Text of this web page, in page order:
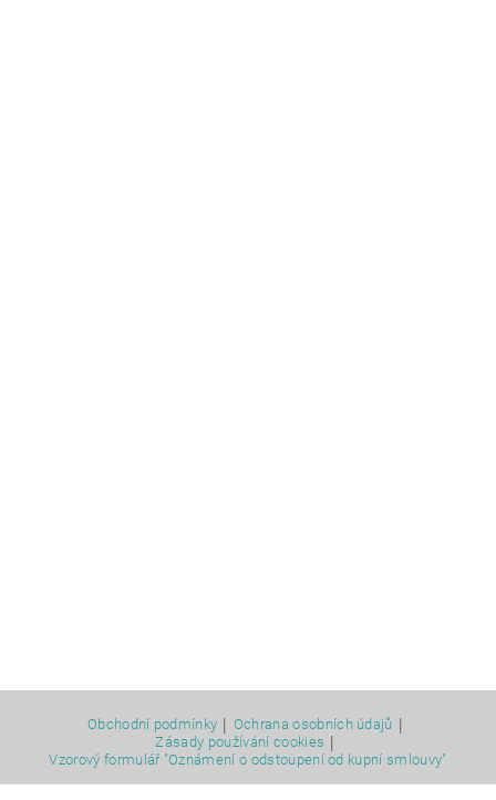
Obchodní podmínky Ochrana osobních údajů
Zásady používání cookies
Vzorový formulář "Oznámení o odstoupení od kupní smlouvy"